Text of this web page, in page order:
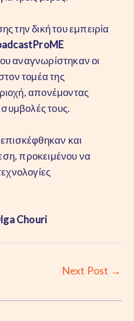
την δική του εμπειρία
αναγνωρίστηκαν οι
τομέα της
απονέμοντας
συμβολές τους.
και
προκειμένου να
Chouri
Next Post →